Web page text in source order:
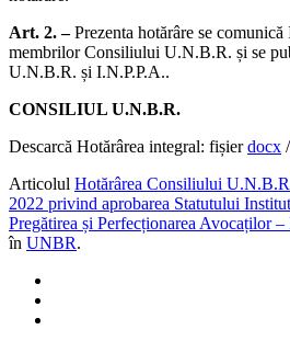
Art. 2. –Prezenta hotărâre se
membrilor Consiliului U.N.B.R. și se
U.N.B.R. și I.N.P.P.A..
CONSILIUL U.N.B.R.
Descarcă Hotărârea integral: fișierdocx /
Articolul Hotărârea Consiliului
2022 privind aprobarea Statutului
Pregătirea și Perfecționarea Avocaților –
în UNBR.